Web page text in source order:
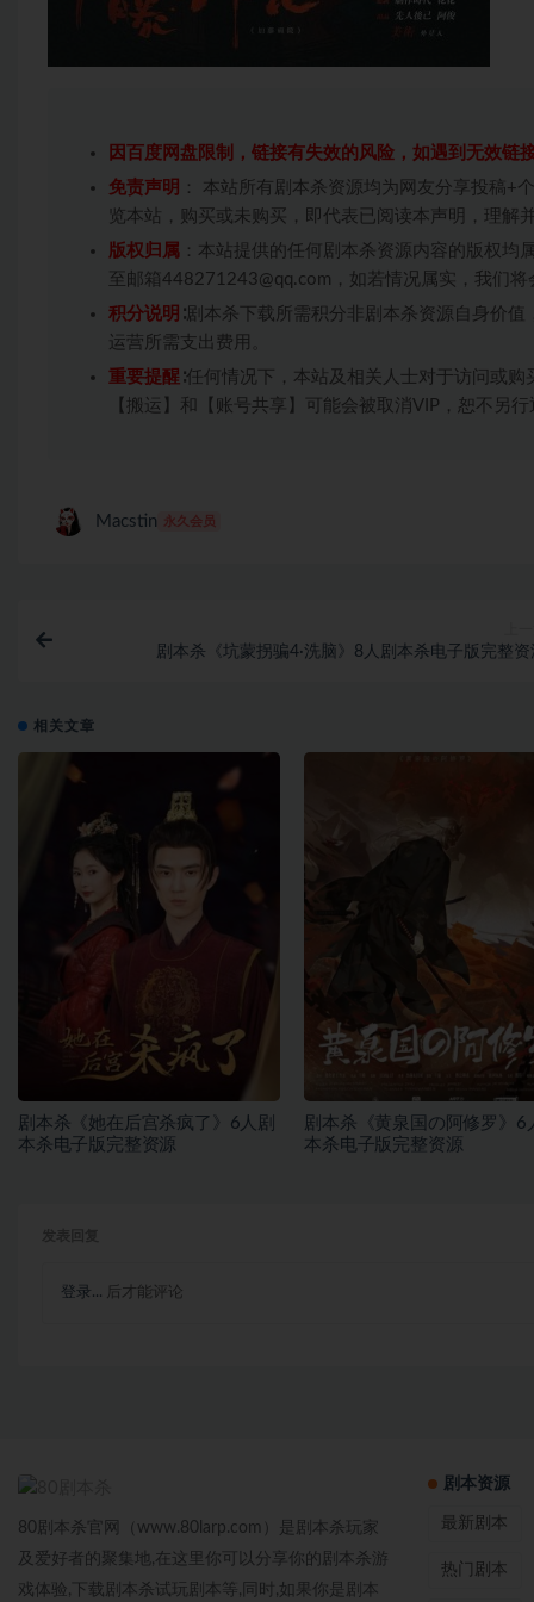
因百度网盘限制，链接有失效的风险，如遇到无效
免责声明 ： 本站所有剧本杀资源均为网友分享投稿+
览本站，购买或未购买，即代表已阅读本声明，理
版权归属 ：本站提供的任何剧本杀资源内容的版权
至邮箱448271243@qq.com，如若情况属实，我们
积分说明 ∶剧本杀下载所需积分非剧本杀资源自身价
运营所需支出费用。
重要提醒 ∶任何情况下，本站及相关人士对于访问或
【搬运】和【账号共享】可能会被取消VIP，恕不另
Macstin 永久会员
剧本杀《坑蒙拐骗4·洗脑》8人剧本杀电子版完整资
相关文章
剧本杀《她在后宫杀疯了》6人剧
本杀电子版完整资源
剧本杀《黄泉国の阿修罗》6
本杀电子版完整资源
登录... 后才能评论
80剧本杀官网（www.80larp.com）是剧本杀玩家
及爱好者的聚集地,在这里你可以分享你的剧本杀游
戏体验,下载剧本杀试玩剧本等,同时,如果你是剧本
剧本资源
最新剧本
热门剧本